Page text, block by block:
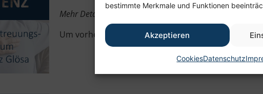
bestimmte Merkmale und Funktionen
Akzeptieren
CookiesDatenschutz
Mehr Details folgen …
Um vorherige Anmeldung wird gebeten.